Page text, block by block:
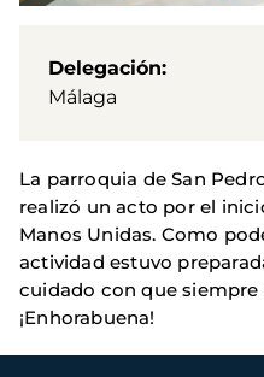
Delegación
Málaga
La parroquia de San
realizó un acto por el
Manos Unidas. Como
actividad estuvo
cuidado con que
¡Enhorabuena!